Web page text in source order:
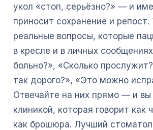
укол «стоп, серьёзно?» — и
приносит сохранение и
реальные вопросы, которые
в кресле и в личных
больно?», «Сколько
так дорого?», «Это можно
Отвечайте на них прямо — и вы
клиникой, которая говорит как
как брошюра. Лучший